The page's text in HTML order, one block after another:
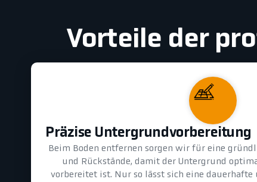
Vorteile der
Präzise Untergrundvorbereitung
Beim Boden entfernen sorgen wir für eine
und Rückstände, damit der Untergrund
vorbereitet ist. Nur so lässt sich eine dauerhafte